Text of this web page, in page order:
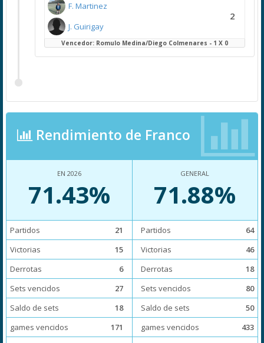
F. Martinez
J. Guirigay
2
Vencedor: Romulo Medina/Diego Colmenares - 1 X 0
Rendimiento de Franco
EN 2026
71.43%
Partidos
21
Victorias
15
Derrotas
6
Sets vencidos
27
Saldo de sets
18
games vencidos
171
GENERAL
71.88%
Partidos
64
Victorias
46
Derrotas
18
Sets vencidos
80
Saldo de sets
50
games vencidos
433